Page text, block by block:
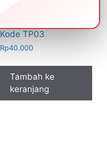
Kode TP03
Rp40.000
Tambah ke
keranjang